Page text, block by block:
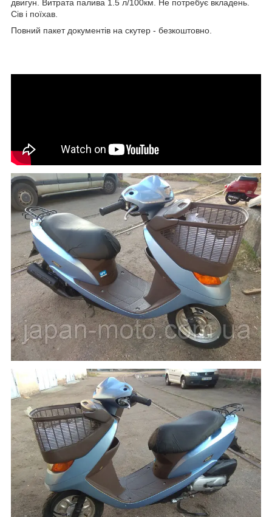
двигун. Витрата палива 1.5 л/100км. Не потребує вкладень.
Сів і поїхав.
Повний пакет документів на скутер - безкоштовно.